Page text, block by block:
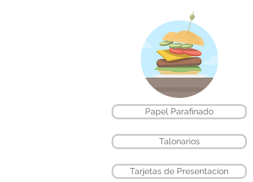
Papel Parafinado
Talonarios
Tarjetas de Presentacíon